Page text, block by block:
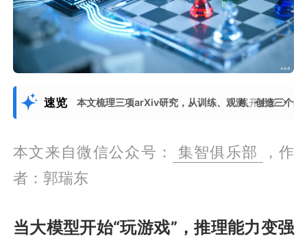
速览 本文梳理三项arXiv研究，从训练、观测、创造三个
展开更多
本文来自微信公众号： 集智俱乐部
，作
者：郭瑞东
当大模型开始“玩游戏”，推理能力变强